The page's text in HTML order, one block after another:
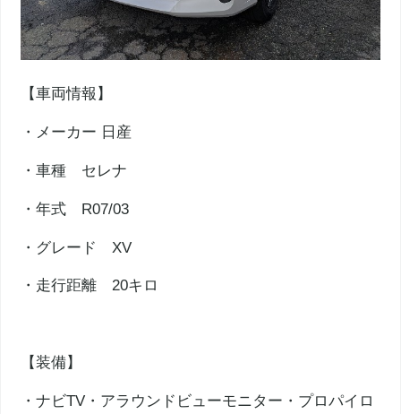
【車両情報】
・メーカー 日産
・車種 セレナ
・年式 R07/03
・グレード XV
・走行距離 20キロ
【装備】
・ナビTV・アラウンドビューモニター・プロパイロ